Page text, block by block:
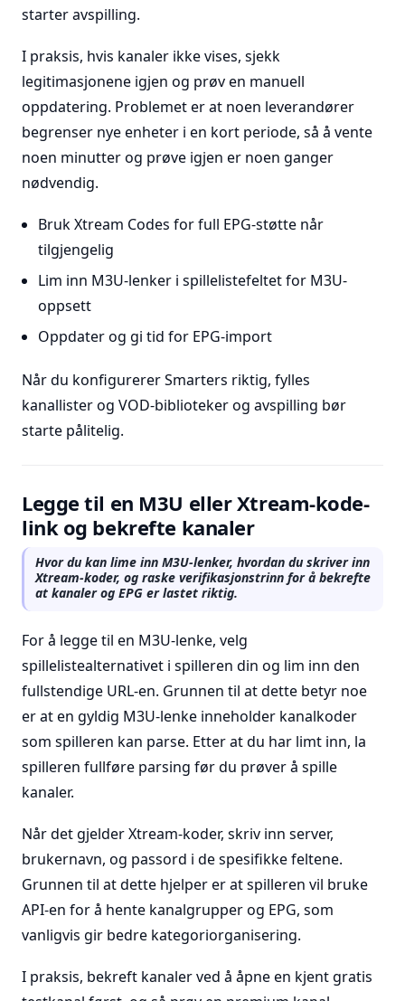
starter avspilling.
I praksis, hvis kanaler ikke vises, sjekk
legitimasjonene igjen og prøv en manuell
oppdatering. Problemet er at noen leverandører
begrenser nye enheter i en kort periode, så å vente
noen minutter og prøve igjen er noen ganger
nødvendig.
Bruk Xtream Codes for full EPG-støtte når
tilgjengelig
Lim inn M3U-lenker i spillelistefeltet for M3U-
oppsett
Oppdater og gi tid for EPG-import
Når du konfigurerer Smarters riktig, fylles
kanallister og VOD-biblioteker og avspilling bør
starte pålitelig.
Legge til en M3U eller Xtream-kode-
link og bekrefte kanaler
Hvor du kan lime inn M3U-lenker, hvordan du skriver inn
Xtream-koder, og raske verifikasjonstrinn for å bekrefte
at kanaler og EPG er lastet riktig.
For å legge til en M3U-lenke, velg
spillelistealternativet i spilleren din og lim inn den
fullstendige URL-en. Grunnen til at dette betyr noe
er at en gyldig M3U-lenke inneholder kanalkoder
som spilleren kan parse. Etter at du har limt inn, la
spilleren fullføre parsing før du prøver å spille
kanaler.
Når det gjelder Xtream-koder, skriv inn server,
brukernavn, og passord i de spesifikke feltene.
Grunnen til at dette hjelper er at spilleren vil bruke
API-en for å hente kanalgrupper og EPG, som
vanligvis gir bedre kategoriorganisering.
I praksis, bekreft kanaler ved å åpne en kjent gratis